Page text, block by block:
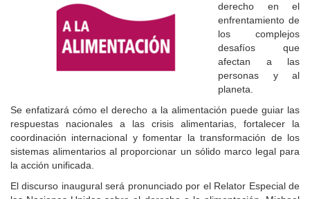
derecho en el
enfrentamiento de
los complejos
desafíos que
afectan a las
personas y al
planeta.
Se enfatizará cómo el derecho a la alimentación puede guiar las
respuestas nacionales a las crisis alimentarias, fortalecer la
coordinación internacional y fomentar la transformación de los
sistemas alimentarios al proporcionar un sólido marco legal para
la acción unificada.
El discurso inaugural será pronunciado por el Relator Especial de